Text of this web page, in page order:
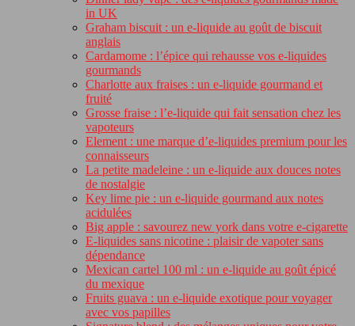
in UK
Graham biscuit : un e-liquide au goût de biscuit
anglais
Cardamome : l’épice qui rehausse vos e-liquides
gourmands
Charlotte aux fraises : un e-liquide gourmand et
fruité
Grosse fraise : l’e-liquide qui fait sensation chez les
vapoteurs
Element : une marque d’e-liquides premium pour les
connaisseurs
La petite madeleine : un e-liquide aux douces notes
de nostalgie
Key lime pie : un e-liquide gourmand aux notes
acidulées
Big apple : savourez new york dans votre e-cigarette
E-liquides sans nicotine : plaisir de vapoter sans
dépendance
Mexican cartel 100 ml : un e-liquide au goût épicé
du mexique
Fruits guava : un e-liquide exotique pour voyager
avec vos papilles